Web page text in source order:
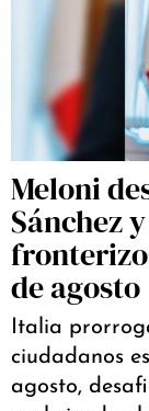
Meloni
Sánchez
de agosto
Italia
ciudadanos
agosto,